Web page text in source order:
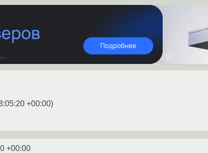
+00:00)
+00:00